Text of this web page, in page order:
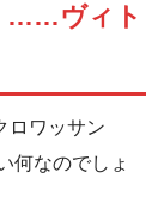
……ヴィト
ロワッサン
何なのでしょ